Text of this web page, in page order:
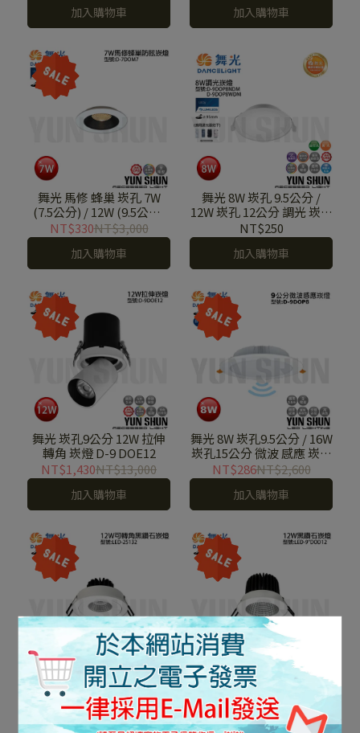
內藏驅動器．可調角照明
加入購物車
B12 內凹 設計
加入購物車
舞光 馬修 蜂巢 崁孔 7W
(7.5公分) / 12W (9.5公分)
防眩 崁燈 D-7 DOM7 / D-9
DOM12
NT$330NT$3,000
加入購物車
舞光 8W 崁孔 9.5公分 /
12W 崁孔 12公分 調光 崁燈
D-9DOP 8 DM / D-12DOP
12 DM
NT$250
加入購物車
舞光 崁孔9公分 12W 拉伸
轉角 崁燈 D-9 DOE12
NT$1,430NT$13,000
加入購物車
舞光 8W 崁孔9.5公分 / 16W
崁孔15公分 微波 感應 崁燈
D-9 DOP8 / LED-15
DOP16
NT$286NT$2,600
加入購物車
舞光 12W 崁孔9.5公分 LED
黑鑽石 可轉角 崁燈 LED-
25132
NT$781NT$7,100
舞光 12W 崁孔9.5公分 LED
黑鑽石 崁燈 LED-9"
DOD12
NT$781NT$7,100